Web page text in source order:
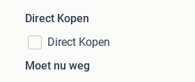
Direct Kopen
Direct Kopen
Moet nu weg